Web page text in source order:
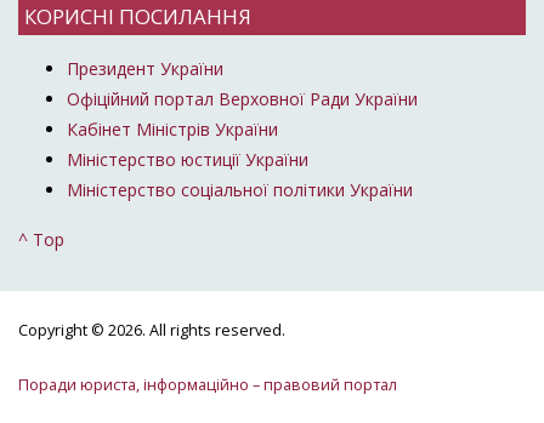
КОРИСНІ ПОСИЛАННЯ
Президент України
Офіційний портал Верховної Ради України
Кабінет Міністрів України
Міністерство юстиції України
Міністерство соціальної політики України
^ Top
Copyright © 2026. All rights reserved.
Поради юриста, інформаційно – правовий портал